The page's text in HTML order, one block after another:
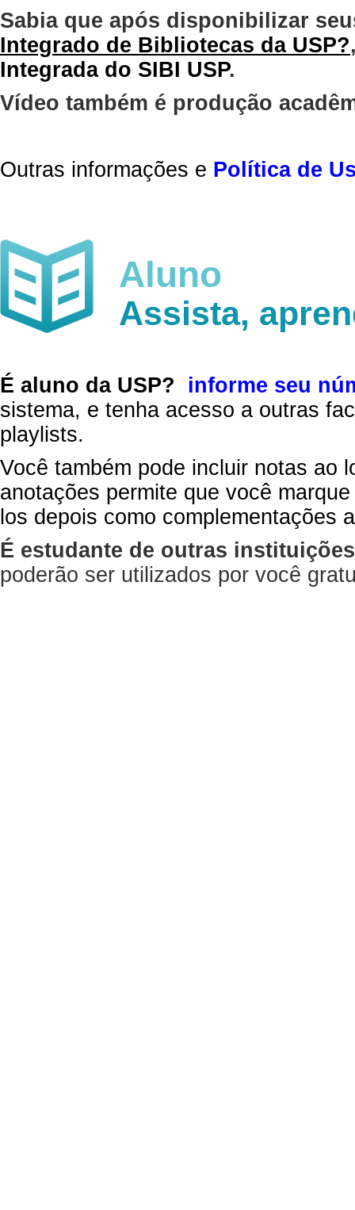
Sabia que após disponibilizar
Integrado de Bibliotecas da USP?
Integrada do SIBI USP.
Vídeo também é produção
Outras informações e Política de
Aluno
Assista,
É aluno da USP?
informe seu
sistema, e tenha acesso a outras
playlists.
Você também pode incluir notas ao
anotações permite que você
los depois como complementações
É estudante de outras
poderão ser utilizados por você